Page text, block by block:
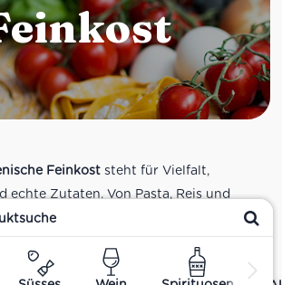
Feinkoststeht für Vielfalt,
echte Zutaten. Von Pasta, Reis und
über Olivenöl, Antipasti und
und Spezialitäten aus
Regionen Italiens. Alle Produkte